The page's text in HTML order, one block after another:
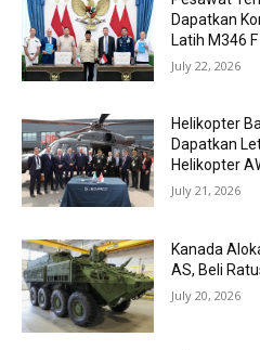
Dapatkan
Latih M346
July 22, 2026
Helikopter
Dapatkan
Helikopter
July 21, 2026
Kanada
AS, Beli
July 20, 2026